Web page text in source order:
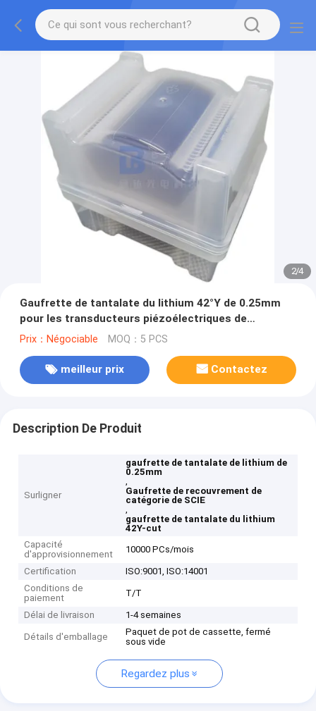
2/4
Gaufrette de tantalate du lithium 42°Y de 0.25mm
pour les transducteurs piézoélectriques de
capteurs
Prix：Négociable MOQ：5 PCS
meilleur prix Contactez
Description De Produit
Surligner
gaufrette de tantalate de lithium de
0.25mm
,
Gaufrette de recouvrement de
catégorie de SCIE
,
gaufrette de tantalate du lithium
42Y-cut
Capacité
d'approvisionnement
10000 PCs/mois
Certification
ISO:9001, ISO:14001
Conditions de
paiement
T/T
Délai de livraison 1-4 semaines
Détails d'emballage
Paquet de pot de cassette, fermé
sous vide
Regardez plus